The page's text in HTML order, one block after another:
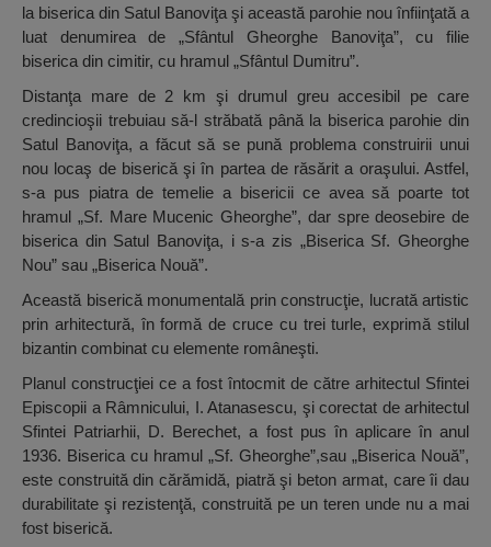
la biserica din Satul Banoviţa şi această parohie nou înfiinţată a
luat denumirea de „Sfântul Gheorghe Banoviţa”, cu filie
biserica din cimitir, cu hramul „Sfântul Dumitru”.
Distanţa mare de 2 km şi drumul greu accesibil pe care
credincioşii trebuiau să-l străbată până la biserica parohie din
Satul Banoviţa, a făcut să se pună problema construirii unui
nou locaş de biserică şi în partea de răsărit a oraşului. Astfel,
s-a pus piatra de temelie a bisericii ce avea să poarte tot
hramul „Sf. Mare Mucenic Gheorghe”, dar spre deosebire de
biserica din Satul Banoviţa, i s-a zis „Biserica Sf. Gheorghe
Nou” sau „Biserica Nouă”.
Această biserică monumentală prin construcţie, lucrată artistic
prin arhitectură, în formă de cruce cu trei turle, exprimă stilul
bizantin combinat cu elemente româneşti.
Planul construcţiei ce a fost întocmit de către arhitectul Sfintei
Episcopii a Râmnicului, I. Atanasescu, şi corectat de arhitectul
Sfintei Patriarhii, D. Berechet, a fost pus în aplicare în anul
1936. Biserica cu hramul „Sf. Gheorghe”,sau „Biserica Nouă”,
este construită din cărămidă, piatră şi beton armat, care îi dau
durabilitate şi rezistenţă, construită pe un teren unde nu a mai
fost biserică.